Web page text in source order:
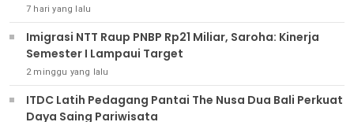
7 hari yang lalu
Imigrasi NTT Raup PNBP Rp21 Miliar, Saroha: Kinerja
Semester I Lampaui Target
2 minggu yang lalu
ITDC Latih Pedagang Pantai The Nusa Dua Bali Perkuat
Daya Saing Pariwisata